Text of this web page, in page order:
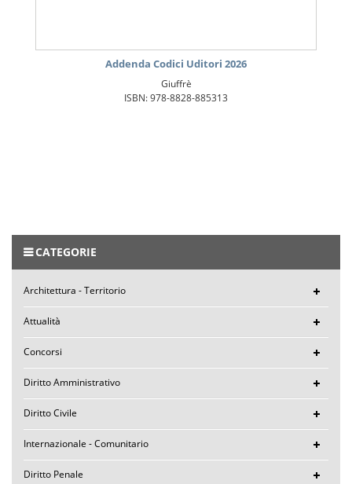
Addenda Codici Uditori 2026
Giuffrè
ISBN: 978-8828-885313
CATEGORIE
Architettura - Territorio
Attualità
Concorsi
Diritto Amministrativo
Diritto Civile
Internazionale - Comunitario
Diritto Penale